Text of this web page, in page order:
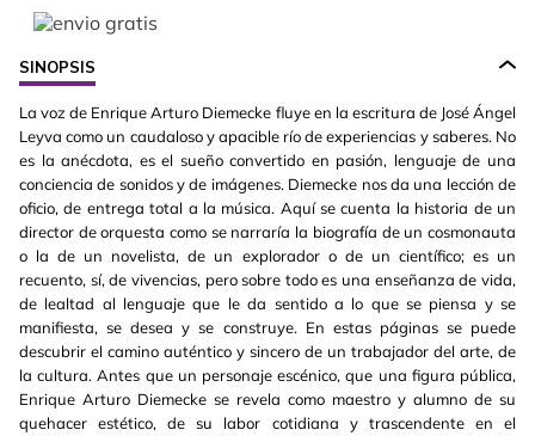
SINOPSIS
La voz de Enrique Arturo Diemecke fluye en la escritura de José Ángel
Leyva como un caudaloso y apacible río de experiencias y saberes. No
es la anécdota, es el sueño convertido en pasión, lenguaje de una
conciencia de sonidos y de imágenes. Diemecke nos da una lección de
oficio, de entrega total a la música. Aquí se cuenta la historia de un
director de orquesta como se narraría la biografía de un cosmonauta
o la de un novelista, de un explorador o de un científico; es un
recuento, sí, de vivencias, pero sobre todo es una enseñanza de vida,
de lealtad al lenguaje que le da sentido a lo que se piensa y se
manifiesta, se desea y se construye. En estas páginas se puede
descubrir el camino auténtico y sincero de un trabajador del arte, de
la cultura. Antes que un personaje escénico, que una figura pública,
Enrique Arturo Diemecke se revela como maestro y alumno de su
quehacer estético, de su labor cotidiana y trascendente en el